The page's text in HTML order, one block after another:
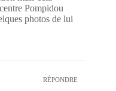
Pompidou
photos de lui
RÉPONDRE